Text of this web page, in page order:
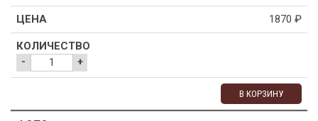
1870 ₽
- +
В КОРЗИНУ